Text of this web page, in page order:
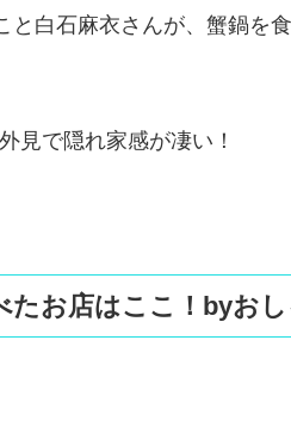
と白石麻衣さんが、蟹鍋を
見で隠れ家感が凄い！
たお店はここ！byお